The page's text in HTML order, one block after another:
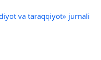
va taraqqiyot» jurnali